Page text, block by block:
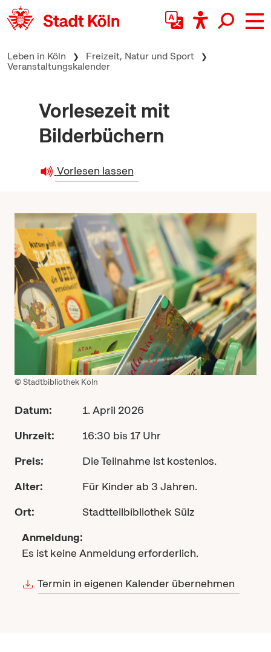
zum Inhalt springen
Leben in Köln
Freizeit, Natur und Sport
Veranstaltungskalender
Vorlesezeit mit
Bilderbüchern
Vorlesen lassen
© Stadtbibliothek Köln
Datum:
1. April 2026
Uhrzeit:
16:30 bis 17 Uhr
Preis:
Die Teilnahme ist kostenlos.
Alter:
Für Kinder ab 3 Jahren.
Ort:
Stadtteilbibliothek Sülz
Anmeldung:
Es ist keine Anmeldung erforderlich.
Termin in eigenen Kalender übernehmen